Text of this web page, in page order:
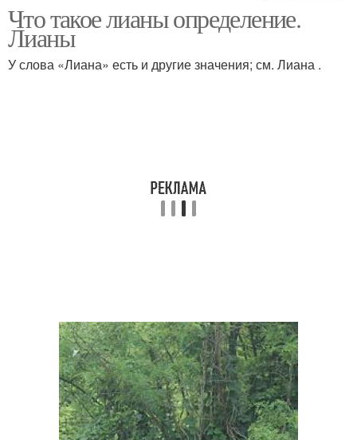
Лианы для сада
лианы
Что такое лианы определение.
Лианы
У слова «Лиана» есть и другие значения; см. Лиана .